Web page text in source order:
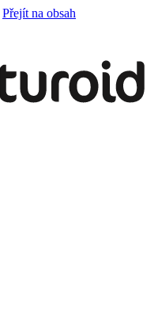
Přejít na obsah